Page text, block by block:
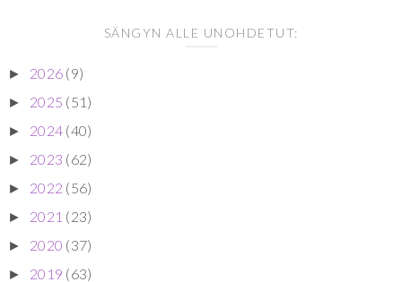
SÄNGYN ALLE UNOHDETUT:
► 2026 (9)
► 2025 (51)
► 2024 (40)
► 2023 (62)
► 2022 (56)
► 2021 (23)
► 2020 (37)
► 2019 (63)